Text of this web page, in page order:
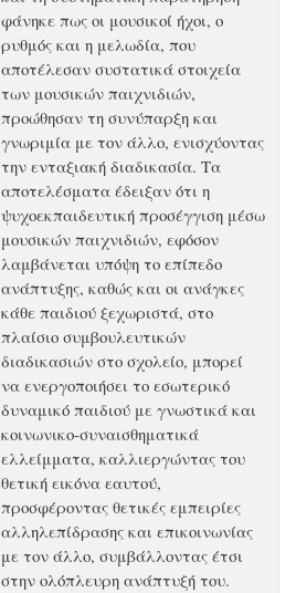
φάνηκε πως οι μουσικοί ήχοι, ο
ρυθμός και η μελωδία, που
αποτέλεσαν συστατικά στοιχεία
των μουσικών παιχνιδιών,
προώθησαν τη συνύπαρξη και
γνωριμία με τον άλλο, ενισχύοντας
την ενταξιακή διαδικασία. Τα
αποτελέσματα έδειξαν ότι η
ψυχοεκπαιδευτική προσέγγιση μέσω
μουσικών παιχνιδιών, εφόσον
λαμβάνεται υπόψη το επίπεδο
ανάπτυξης, καθώς και οι ανάγκες
κάθε παιδιού ξεχωριστά, στο
πλαίσιο συμβουλευτικών
διαδικασιών στο σχολείο, μπορεί
να ενεργοποιήσει το εσωτερικό
δυναμικό παιδιού με γνωστικά και
κοινωνικο-συναισθηματικά
ελλείμματα, καλλιεργώντας του
θετική εικόνα εαυτού,
προσφέροντας θετικές εμπειρίες
αλληλεπίδρασης και επικοινωνίας
με τον άλλο, συμβάλλοντας έτσι
στην ολόπλευρη ανάπτυξή του.